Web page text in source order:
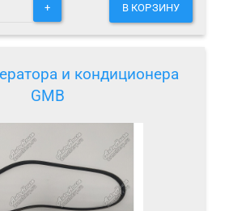
+ В КОРЗИНУ
и кондиционера
GMB